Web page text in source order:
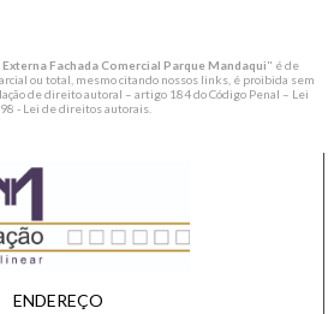
Fachada Comercial Parque Mandaqui" é de
ou total, mesmo citando nossos links, é proibida sem
de direito autoral – artigo 184 do Código Penal – Lei
- Lei de direitos autorais
ENDEREÇO